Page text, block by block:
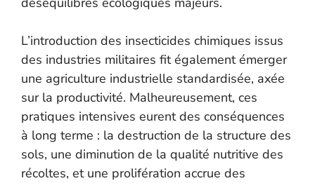
L’introduction des insecticides chimiques issus
des industries militaires fit également émerger
une agriculture industrielle standardisée, axée
sur la productivité. Malheureusement, ces
pratiques intensives eurent des conséquences
à long terme : la destruction de la structure des
sols, une diminution de la qualité nutritive des
récoltes, et une prolifération accrue des